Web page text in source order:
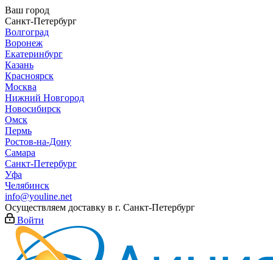
Ваш город
Санкт-Петербург
Волгоград
Воронеж
Екатеринбург
Казань
Красноярск
Москва
Нижний Новгород
Новосибирск
Омск
Пермь
Ростов-на-Дону
Самара
Санкт-Петербург
Уфа
Челябинск
info@youline.net
Осуществляем доставку в г. Санкт-Петербург
Войти